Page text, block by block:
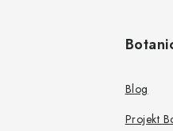
Blog
Projekt